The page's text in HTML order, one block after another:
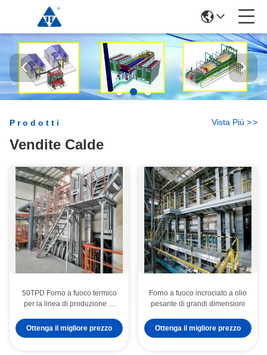
Prodotti
Vendite Calde
Vista Più >>
50TPD Forno a fuoco termico
per la linea di produzione di
Ottenga il migliore prezzo
Forno a fuoco incrociato a olio
pesante di grandi dimensioni
Ottenga il migliore prezzo